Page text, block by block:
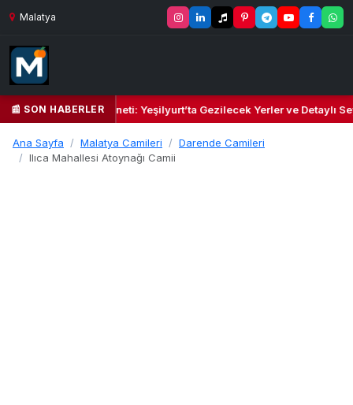
Malatya
📰 SON HABERLER
Kalbi ve Kültür Cenneti: Yeşilyurt’ta Gezilecek Yerler ve Detaylı
Ana Sayfa Malatya Camileri
Darende Camileri
Ilıca Mahallesi Atoynağı Camii